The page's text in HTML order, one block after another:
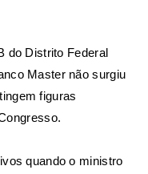
do Distrito Federal
Master não surgiu
figuras
quando o ministro